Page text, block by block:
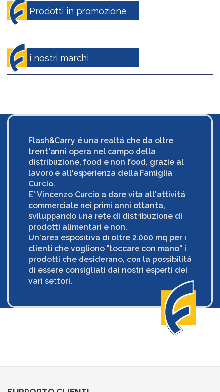
Prodotti in promozione
i nostri marchi
Flash&Carry é una realtá che da oltre
trent'anni opera nel campo della
distribuzione, food e non food, grazie al
lavoro e all'esperienza della Famiglia
Curcio.
E' Vincenzo Curcio a dare vita all'attivitá
commerciale nei primi anni ottanta,
sviluppando una rete di distribuzione di
prodotti alimentari e non.
Un'area espositiva di oltre 2.000 mq per i
clienti che vogliono "toccare con mano" i
prodotti che desiderano, con la possibilitá
di essere consigliati dai nostri esperti dei
vari settori.